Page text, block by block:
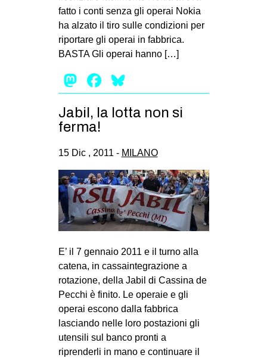
in
Fb
SEARCH
fatto i conti senza gli operai Nokia
ha alzato il tiro sulle condizioni per
riportare gli operai in fabbrica.
BASTA Gli operai hanno […]
Mastodon
Facebook
Jabil, la lotta non si
ferma!
15 Dic , 2011 - MILANO
E’ il 7 gennaio 2011 e il turno alla
catena, in cassaintegrazione a
rotazione, della Jabil di Cassina de
Pecchi è finito. Le operaie e gli
operai escono dalla fabbrica
lasciando nelle loro postazioni gli
utensili sul banco pronti a
riprenderli in mano e continuare il